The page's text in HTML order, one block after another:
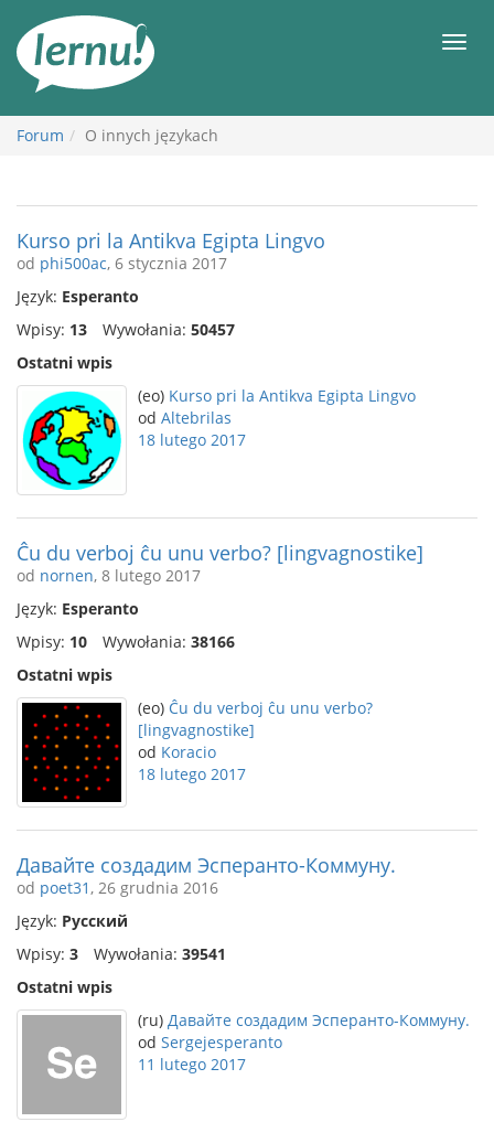
Forum O innych językach
Kurso pri la Antikva Egipta Lingvo
od phi500ac, 6 stycznia 2017
Język: Esperanto
Wpisy: 13 Wywołania: 50457
Ostatni wpis
(eo) Kurso pri la Antikva Egipta Lingvo
od Altebrilas
18 lutego 2017
Ĉu du verboj ĉu unu verbo? [lingvagnostike]
od nornen, 8 lutego 2017
Język: Esperanto
Wpisy: 10 Wywołania: 38166
Ostatni wpis
(eo) Ĉu du verboj ĉu unu verbo?
[lingvagnostike]
od Koracio
18 lutego 2017
Давайте создадим Эсперанто-Коммуну.
od poet31 , 26 grudnia 2016
Język: Русский
Wpisy: 3 Wywołania: 39541
Ostatni wpis
(ru) Давайте создадим Эсперанто-Коммуну.
od Sergejesperanto
11 lutego 2017